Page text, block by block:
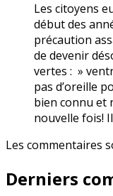
Les citoyens
début des
précaution
de devenir
vertes : »
pas d’oreille
bien connu et
nouvelle fois!
Les commentaires
Derniers